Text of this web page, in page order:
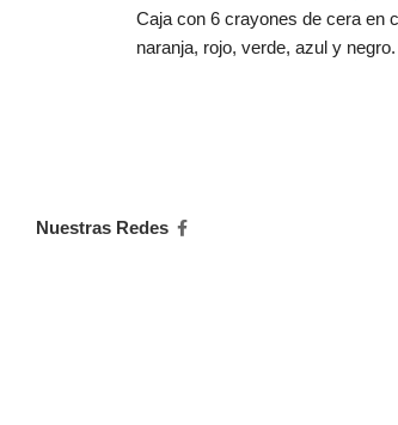
Caja con 6 crayones de cera en
naranja, rojo, verde, azul y negro.
Nuestras Redes